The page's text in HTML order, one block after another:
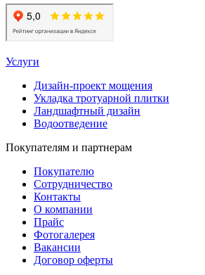
Услуги
Дизайн-проект мощения
Укладка тротуарной плитки
Ландшафтный дизайн
Водоотведение
Покупателям и партнерам
Покупателю
Сотрудничество
Контакты
О компании
Прайс
Фотогалерея
Вакансии
Договор оферты